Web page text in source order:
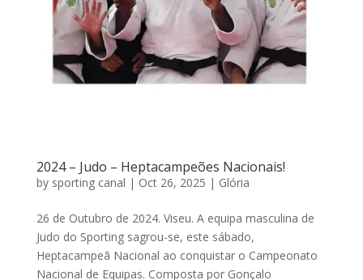
2024 – Judo – Heptacampeões Nacionais!
by sporting canal | Oct 26, 2025 | Glória
26 de Outubro de 2024. Viseu. A equipa masculina de
Judo do Sporting sagrou-se, este sábado,
Heptacampeã Nacional ao conquistar o Campeonato
Nacional de Equipas. Composta por Gonçalo